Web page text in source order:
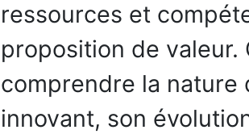
ressources et
proposition de
comprendre la nature
innovant, son